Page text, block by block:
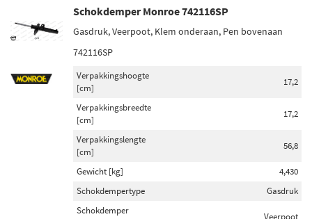
Schokdemper Monroe 742116SP
Gasdruk, Veerpoot, Klem onderaan, Pen bovenaan
742116SP
Verpakkingshoogte
[cm]
17,2
Verpakkingsbreedte
[cm]
17,2
Verpakkingslengte
[cm]
56,8
Gewicht [kg]
4,430
Schokdempertype
Gasdruk
Schokdemper
Veerpoot